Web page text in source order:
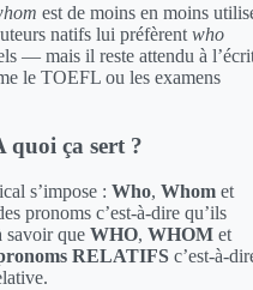
est de moins en moins
natifs lui préfèrent who
— mais il reste attendu à
le TOEFL ou les examens
ça sert ?
s’impose : Who, Whom et
pronoms c’est-à-dire qu’ils
savoir que WHO, WHOM et
RELATIFS c’est-à-